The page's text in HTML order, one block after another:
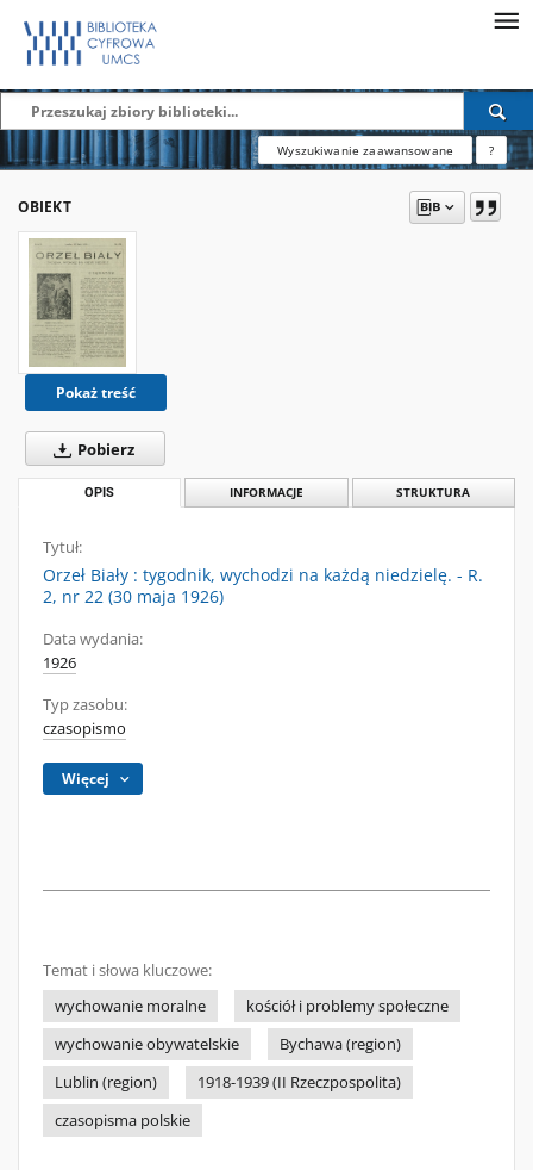
Wyszukiwanie zaawansowane ?
OBIEKT
Pokaż treść
Pobierz
OPIS INFORMACJE STRUKTURA
Tytuł:
Orzeł Biały : tygodnik, wychodzi na każdą niedzielę. - R.
2, nr 22 (30 maja 1926)
Data wydania:
1926
Typ zasobu:
czasopismo
Więcej
Temat i słowa kluczowe:
wychowanie moralne
kościół i problemy społeczne
wychowanie obywatelskie
Bychawa (region)
Lublin (region)
1918-1939 (II Rzeczpospolita)
czasopisma polskie